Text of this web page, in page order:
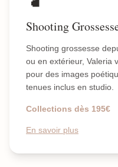
Shooting
Shooting grossesse
ou en extérieur, Valeria
pour des images
tenues inclus en studio.
Collections dès 195€
En savoir plus